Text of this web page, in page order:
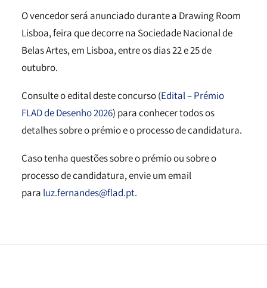
O vencedor será anunciado durante a Drawing Room
Lisboa, feira que decorre na Sociedade Nacional de
Belas Artes, em Lisboa, entre os dias 22 e 25 de
outubro.
Consulte o edital deste concurso (Edital – Prémio
FLAD de Desenho 2026) para conhecer todos os
detalhes sobre o prémio e o processo de candidatura.
Caso tenha questões sobre o prémio ou sobre o
processo de candidatura, envie um email
para luz.fernandes@flad.pt.